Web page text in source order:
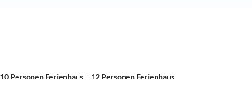
10 Personen Ferienhaus 12 Personen Ferienhaus